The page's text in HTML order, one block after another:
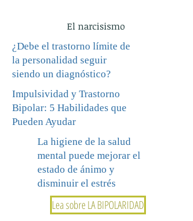
El narcisismo
¿Debe el trastorno límite de
la personalidad seguir
siendo un diagnóstico?
Impulsividad y Trastorno
Bipolar: 5 Habilidades que
Pueden Ayudar
La higiene de la salud
mental puede mejorar el
estado de ánimo y
disminuir el estrés
Lea sobre LA BIPOLARIDAD